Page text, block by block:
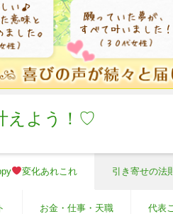
えよう！♡
変化あれこれ 引き寄せの法
お金・仕事・天職
代表